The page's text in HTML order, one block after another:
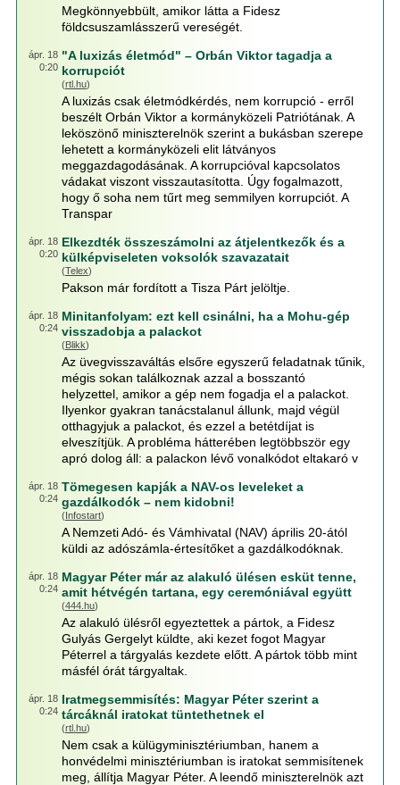
Megkönnyebbült, amikor látta a Fidesz
földcsuszamlásszerű vereségét.
ápr. 18
0:20
"A luxizás életmód" – Orbán Viktor tagadja a
korrupciót
(rtl.hu)
A luxizás csak életmódkérdés, nem korrupció - erről
beszélt Orbán Viktor a kormányközeli Patriótának. A
leköszönő miniszterelnök szerint a bukásban szerepe
lehetett a kormányközeli elit látványos
meggazdagodásának. A korrupcióval kapcsolatos
vádakat viszont visszautasította. Úgy fogalmazott,
hogy ő soha nem tűrt meg semmilyen korrupciót. A
Transpar
ápr. 18
0:20
Elkezdték összeszámolni az átjelentkezők és a
külképviseleten voksolók szavazatait
(Telex)
Pakson már fordított a Tisza Párt jelöltje.
ápr. 18
0:24
Minitanfolyam: ezt kell csinálni, ha a Mohu-gép
visszadobja a palackot
(Blikk)
Az üvegvisszaváltás elsőre egyszerű feladatnak tűnik,
mégis sokan találkoznak azzal a bosszantó
helyzettel, amikor a gép nem fogadja el a palackot.
Ilyenkor gyakran tanácstalanul állunk, majd végül
otthagyjuk a palackot, és ezzel a betétdíjat is
elveszítjük. A probléma hátterében legtöbbször egy
apró dolog áll: a palackon lévő vonalkódot eltakaró v
ápr. 18
0:24
Tömegesen kapják a NAV-os leveleket a
gazdálkodók – nem kidobni!
(Infostart)
A Nemzeti Adó- és Vámhivatal (NAV) április 20-ától
küldi az adószámla-értesítőket a gazdálkodóknak.
ápr. 18
0:24
Magyar Péter már az alakuló ülésen esküt tenne,
amit hétvégén tartana, egy ceremóniával együtt
(444.hu)
Az alakuló ülésről egyeztettek a pártok, a Fidesz
Gulyás Gergelyt küldte, aki kezet fogot Magyar
Péterrel a tárgyalás kezdete előtt. A pártok több mint
másfél órát tárgyaltak.
ápr. 18
0:24
Iratmegsemmisítés: Magyar Péter szerint a
tárcáknál iratokat tüntethetnek el
(rtl.hu)
Nem csak a külügyminisztériumban, hanem a
honvédelmi minisztériumban is iratokat semmisítenek
meg, állítja Magyar Péter. A leendő miniszterelnök azt